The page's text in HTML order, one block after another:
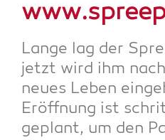
Lan­ge lag der
jetzt wird ihm
neu­es Leben
Eröff­nung ist
geplant, um den